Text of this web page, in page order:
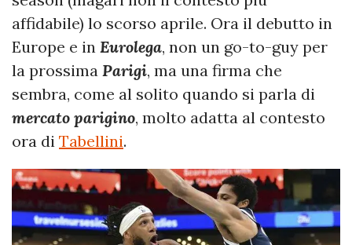
affidabile) lo scorso aprile. Ora il debutto in
Europe e in Eurolega, non un go-to-guy per
la prossima Parigi, ma una firma che
sembra, come al solito quando si parla di
mercato parigino, molto adatta al contesto
ora di Tabellini.